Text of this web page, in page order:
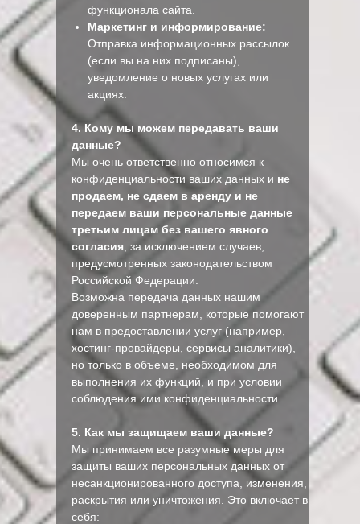
функционала сайта.
Маркетинг и информирование:
Отправка информационных рассылок
(если вы на них подписаны),
уведомление о новых услугах или
акциях.
4. Кому мы можем передавать ваши
данные?
Мы очень ответственно относимся к
конфиденциальности ваших данных и не
продаем, не сдаем в аренду и не
передаем ваши персональные данные
третьим лицам без вашего явного
согласия , за исключением случаев,
предусмотренных законодательством
Российской Федерации.
Возможна передача данных нашим
доверенным партнерам, которые помогают
нам в предоставлении услуг (например,
хостинг-провайдеры, сервисы аналитики),
но только в объеме, необходимом для
выполнения их функций, и при условии
соблюдения ими конфиденциальности.
5. Как мы защищаем ваши данные?
Мы принимаем все разумные меры для
защиты ваших персональных данных от
несанкционированного доступа, изменения,
раскрытия или уничтожения. Это включает в
себя: